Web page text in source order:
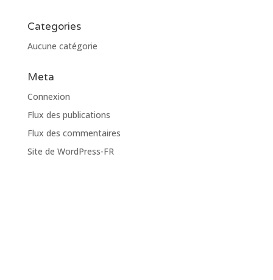
Categories
Aucune catégorie
Meta
Connexion
Flux des publications
Flux des commentaires
Site de WordPress-FR